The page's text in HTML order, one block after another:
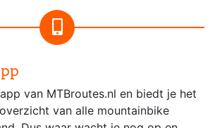
van MTBroutes.nl en biedt je het
van alle mountainbike